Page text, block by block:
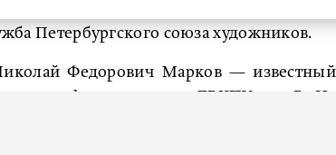
ленинградский художник
Петербургского союза художников.
Федорович Марков — известный